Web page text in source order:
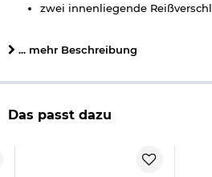
zwei innenliegende
Maße: 24 x 14 cm
abklettbarer, bruchsicherer
drehbarer Kunststoffhaken
Steckschnalle zum Verschließen
D-Ring für Schlüssel
Maße: 26 x 20,8 x 7 cm
... mehr Beschreibung
Das passt dazu